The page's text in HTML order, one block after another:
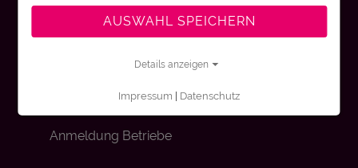
Impressum
Anmeldung Betriebe
AUSWAHL SPEICHERN
Details anzeigen
Impressum | Datenschutz